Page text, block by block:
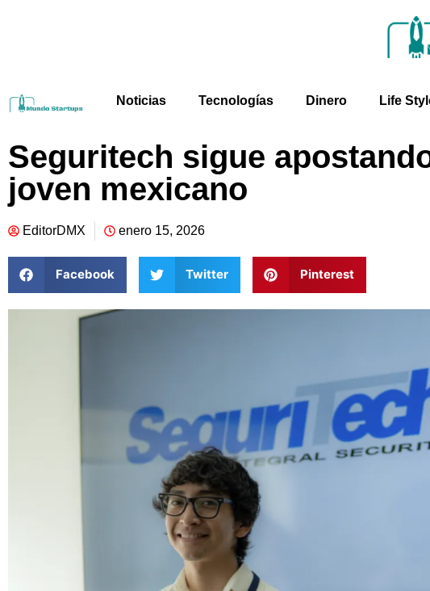
Noticias Tecnologías Dinero Life
Seguritech sigue
joven mexicano
EditorDMX enero 15, 2026
Facebook Twitter Pinterest